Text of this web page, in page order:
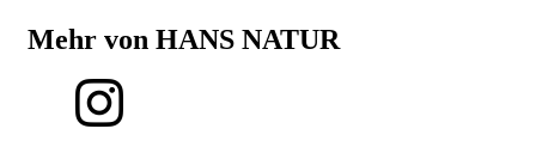
Mehr von HANS NATUR